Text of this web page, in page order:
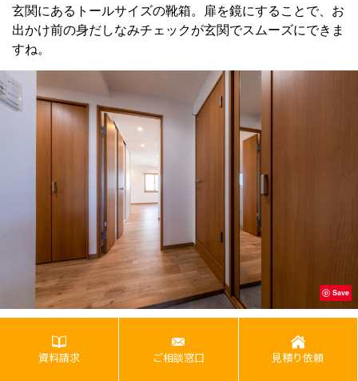
玄関にあるトールサイズの靴箱。扉を鏡にすることで、お
出かけ前の身だしなみチェックが玄関でスムーズにできま
すね。
Save
資料請求 ご相談窓口 見積り依頼